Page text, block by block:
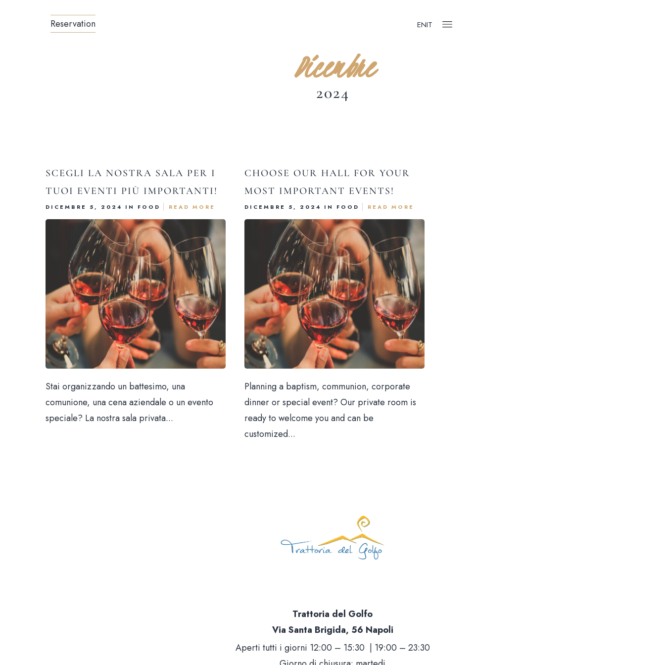
Reservation ENIT
Dicembre
2024
SCEGLI LA NOSTRA SALA PER I
TUOI EVENTI PIÙ IMPORTANTI!
DICEMBRE 5, 2024 IN FOOD READ MORE
Stai organizzando un battesimo, una
comunione, una cena aziendale o un evento
speciale? La nostra sala privata...
CHOOSE OUR HALL FOR YOUR
MOST IMPORTANT EVENTS!
DICEMBRE 5, 2024 IN FOOD READ MORE
Planning a baptism, communion, corporate
dinner or special event? Our private room is
ready to welcome you and can be
customized...
Trattoria del Golfo
Via Santa Brigida, 56 Napoli
Aperti tutti i giorni 12:00 – 15:30 | 19:00 – 23:30